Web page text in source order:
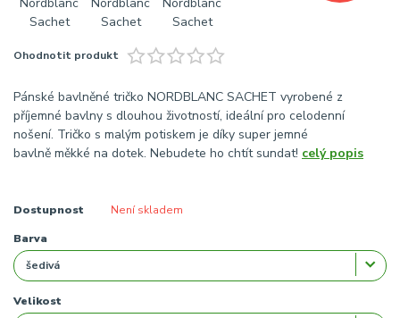
Ohodnotit produkt
Pánské bavlněné tričko NORDBLANC SACHET vyrobené z
příjemné bavlny s dlouhou životností, ideální pro celodenní
nošení. Tričko s malým potiskem je díky super jemné
bavlně měkké na dotek. Nebudete ho chtít sundat! celý popis
Dostupnost Není skladem
Barva
Velikost